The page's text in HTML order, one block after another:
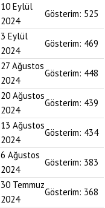
10 Eylül
2024
Gösterim: 525
3 Eylül
2024
Gösterim: 469
27 Ağustos
2024
Gösterim: 448
20 Ağustos
2024
Gösterim: 439
13 Ağustos
2024
Gösterim: 434
6 Ağustos
2024
Gösterim: 383
30 Temmuz
2024
Gösterim: 368